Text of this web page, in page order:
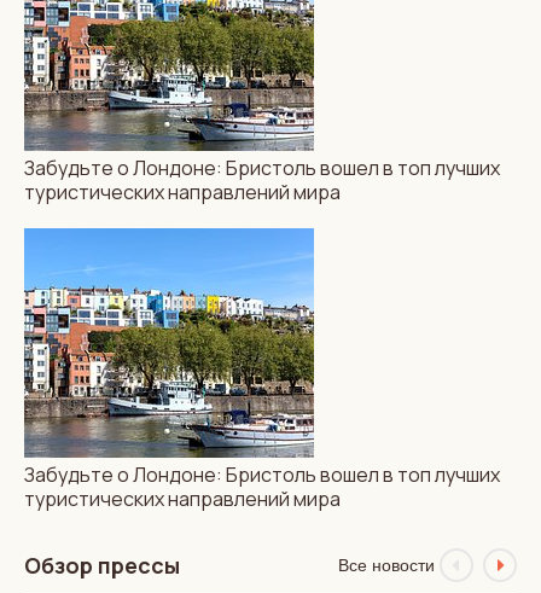
Забудьте о Лондоне: Бристоль вошел в топ лучших
туристических направлений мира
Забудьте о Лондоне: Бристоль вошел в топ лучших
туристических направлений мира
Обзор прессы Все новости